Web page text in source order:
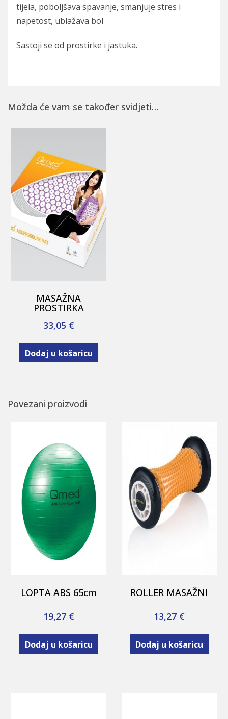
tijela, poboljšava spavanje, smanjuje stres i
napetost, ublažava bol
Sastoji se od prostirke i jastuka.
Možda će vam se također svidjeti…
MASAŽNA
PROSTIRKA
33,05 €
Dodaj u košaricu
Povezani proizvodi
LOPTA ABS 65cm
19,27 €
Dodaj u košaricu
ROLLER MASAŽNI
13,27 €
Dodaj u košaricu